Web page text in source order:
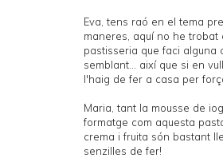
Eva, tens raó en el tema
maneres, aquí no he trobat
pastisseria que faci alguna
semblant... així que si en
l'haig de fer a casa per
Maria, tant la mousse de
formatge com aquesta
crema i fruita són bastant
senzilles de fer!